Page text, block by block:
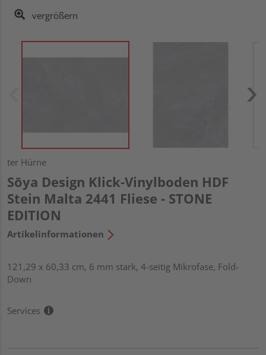
vergrößern
ter Hürne
Sōya Design Klick-Vinylboden HDF
Stein Malta 2441 Fliese - STONE
EDITION
Artikelinformationen
121,29 x 60,33 cm, 6 mm stark, 4-seitig Mikrofase, Fold-
Down
Services